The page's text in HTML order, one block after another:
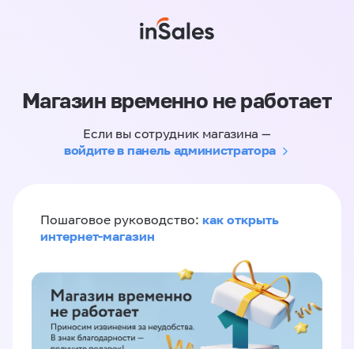
Магазин временно не работает
Если вы сотрудник магазина —
войдите в панель администратора
Пошаговое руководство: как открыть
интернет-магазин